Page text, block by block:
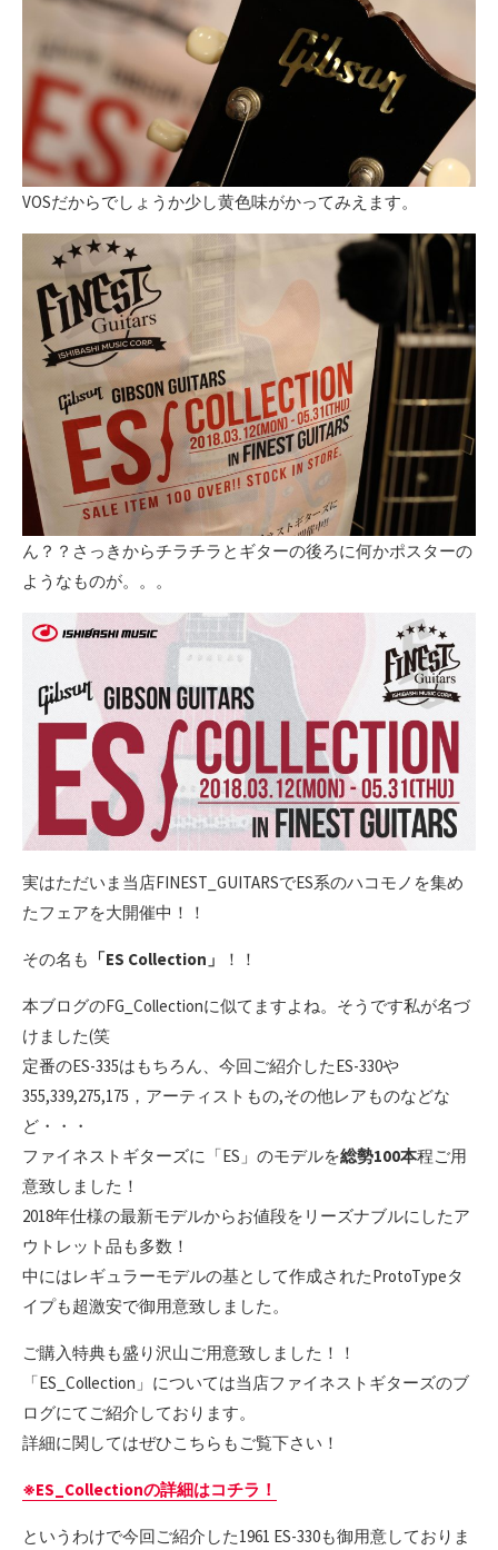
VOSだからでしょうか少し黄色味がかってみえます。
ん？？さっきからチラチラとギターの後ろに何かポスターの
ようなものが。。。
実はただいま当店FINEST_GUITARSでES系のハコモノを集め
たフェアを大開催中！！
その名も 「ES Collection」 ！！
本ブログのFG_Collectionに似てますよね。そうです私が名づ
けました(笑
定番のES-335はもちろん、今回ご紹介したES-330や
355,339,275,175，アーティストもの,その他レアものなどな
ど・・・
ファイネストギターズに「ES」のモデルを総勢100本程ご用
意致しました！
2018年仕様の最新モデルからお値段をリーズナブルにしたア
ウトレット品も多数！
中にはレギュラーモデルの基として作成されたProtoTypeタ
イプも超激安で御用意致しました。
ご購入特典も盛り沢山ご用意致しました！！
「ES_Collection」については当店ファイネストギターズのブ
ログにてご紹介しております。
詳細に関してはぜひこちらもご覧下さい！
※ES_Collectionの詳細はコチラ！
というわけで今回ご紹介した1961 ES-330も御用意しておりま